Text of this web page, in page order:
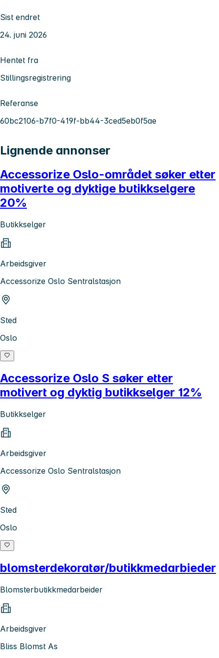
Sist endret
24. juni 2026
Hentet fra
Stillingsregistrering
Referanse
60bc2106-b7f0-419f-bb44-3ced5eb0f5ae
Lignende annonser
Accessorize Oslo-området søker etter
motiverte og dyktige butikkselgere
20%
Butikkselger
Arbeidsgiver
Accessorize Oslo Sentralstasjon
Sted
Oslo
Accessorize Oslo S søker etter
motivert og dyktig butikkselger 12%
Butikkselger
Arbeidsgiver
Accessorize Oslo Sentralstasjon
Sted
Oslo
blomsterdekoratør/butikkmedarbieder
Blomsterbutikkmedarbeider
Arbeidsgiver
Bliss Blomst As